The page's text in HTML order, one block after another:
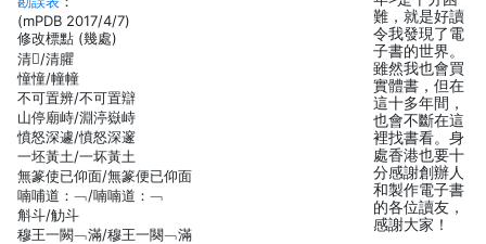
(mPDB 2017/4/7)
修改標點 (幾處)
清/清臞
憧憧/幢幢
不可置辨/不可置辯
山停廟峙/淵渟嶽峙
憤怒深遽/憤怒深邃
一坯黃土/一坏黃土
無篆使已仰面/無篆便已仰面
喃哺道：﹁/喃喃道：﹁
斛斗/觔斗
穆王一闕﹁滿/穆王一闋﹁滿
難，就是好讀
令我發現了電
子書的世界。
雖然我也會買
實體書，但在
這十多年間，
也會不斷在這
裡找書看。身
處香港也要十
分感謝創辦人
和製作電子書
的各位讀友，
感謝大家！